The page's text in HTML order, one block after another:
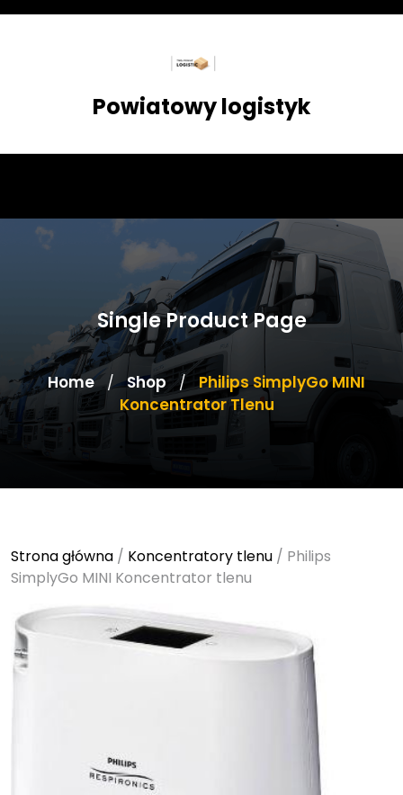
Skip
Powiatowy logistyk
Single Product Page
Home / Shop /
Philips SimplyGo MINI
Koncentrator Tlenu
Strona główna / Koncentratory tlenu / Philips
SimplyGo MINI Koncentrator tlenu